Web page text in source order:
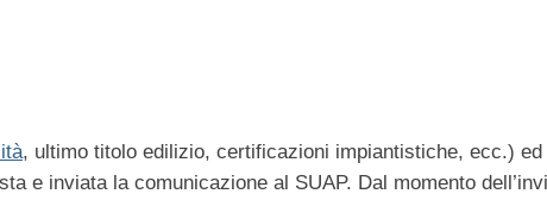
, ultimo titolo edilizio, certificazioni impiantistiche, ecc.)
e inviata la comunicazione al SUAP. Dal momento